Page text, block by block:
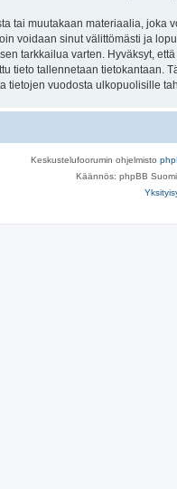
tai muutakaan materiaalia,
voidaan sinut välittömästi ja
tarkkailua varten. Hyväksyt,
tieto tallennetaan
tietojen vuodosta ulkopuolisille
Keskustelufoorumin ohjelmisto
Käännös: phpBB